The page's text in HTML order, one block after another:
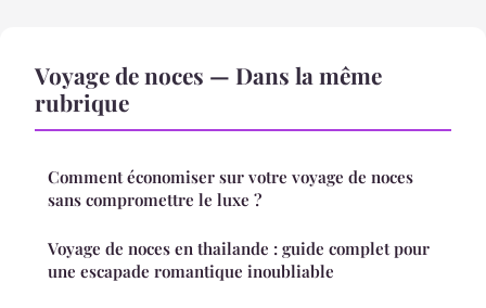
Voyage de noces — Dans la même
rubrique
Comment économiser sur votre voyage de noces
sans compromettre le luxe ?
Voyage de noces en thailande : guide complet pour
une escapade romantique inoubliable